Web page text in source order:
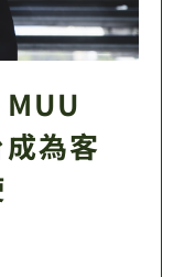
為客